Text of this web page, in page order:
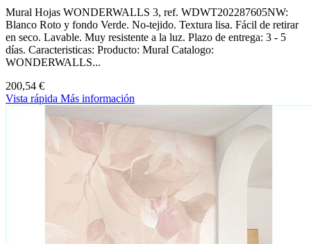
Mural Hojas WONDERWALLS 3, ref. WDWT202287605NW:
Blanco Roto y fondo Verde. No-tejido. Textura lisa. Fácil de retirar
en seco. Lavable. Muy resistente a la luz. Plazo de entrega: 3 - 5
días. Caracteristicas: Producto: Mural Catalogo:
WONDERWALLS...
200,54 €
Vista rápida Más información